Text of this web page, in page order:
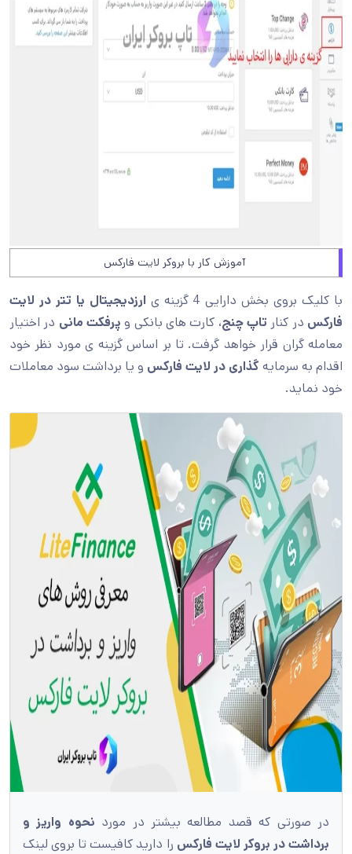
آموزش کار با بروکر لایت فارکس
با کلیک بروی بخش دارایی 4 گزینه ی
ارزدیجیتال یا تتر در لایت
فارکس در کنار تاپ چنج، کارت های بانکی و پرفکت مانی در اختیار
معامله گران قرار خواهد گرفت. تا بر اساس گزینه ی مورد نظر خود
اقدام به سرمایه گذاری در لایت فارکس و یا برداشت سود معاملات
خود نماید.
در صورتی که قصد مطالعه بیشتر در مورد نحوه واریز و
برداشت در بروکر لایت فارکس را دارید کافیست تا بروی لینک